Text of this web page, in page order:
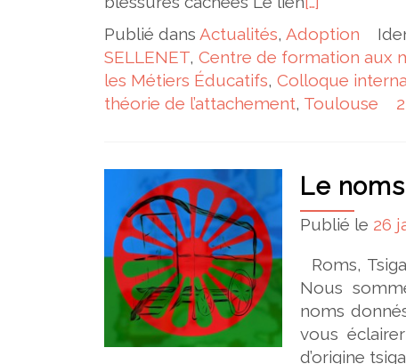
Publié dans Actualités, Adoption
SELLENET, Centre de formation aux
les Métiers Éducatifs, Colloque
théorie de l’attachement, Toulouse
Le
Publié le 26
Roms,
Nous
noms
vous
d’origine